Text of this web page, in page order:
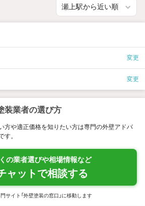
変更
変更
装業者の選び方
方や適正価格を知りたい方は専門の外壁アドバ
す。
の業者選びや相場情報など
ャットで相談する
サイト「外壁塗装の窓口」に移動します